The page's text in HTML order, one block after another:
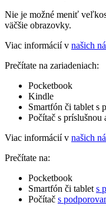
Nie je možné meniť
väčšie obrazovky.
Viac informácií v našich
Prečítate na zariadeniach:
Pocketbook
Kindle
Smartfón či tablet s
Počítač s príslušnou
Viac informácií v našich
Prečítate na:
Pocketbook
Smartfón či tablet s
Počítač s